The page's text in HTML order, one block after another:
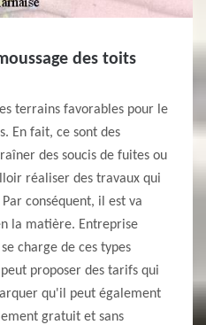
des toits
terrains favorables pour le
En fait, ce sont des
des soucis de fuites ou
réaliser des travaux qui
conséquent, il est va
la matière. Entreprise
charge de ces types
proposer des tarifs qui
qu'il peut également
gratuit et sans